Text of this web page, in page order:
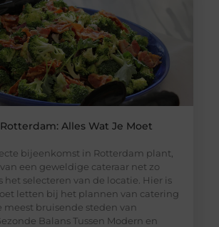
Alles Wat Je Moet
bijeenkomst in Rotterdam plant,
een geweldige cateraar net zo
het selecteren van de locatie. Hier is
letten bij het plannen van catering
meest bruisende steden van
Balans Tussen Modern en